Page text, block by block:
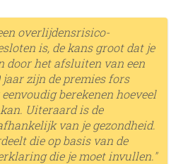
overlijdens­risico­
is, de kans groot dat je
door het afsluiten van een
jaar zijn de premies fors
berekenen hoeveel
Uiteraard is de
van je gezondheid.
die op basis van de
die je moet invullen."